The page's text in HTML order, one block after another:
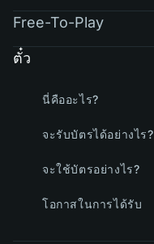
Free-To-Play
ตั๋ว
นี่คืออะไร?
จะรับบัตรได้อย่างไร?
จะใช้บัตรอย่างไร?
โอกาสในการได้รับ